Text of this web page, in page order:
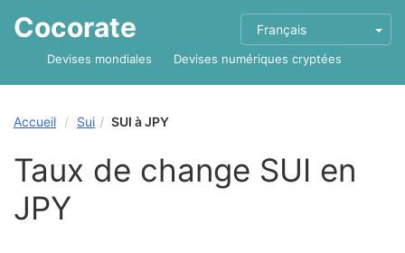
Cocorate Français
Devises mondiales Devises numériques cryptées
Accueil Sui SUI à JPY
Taux de change SUI en
JPY